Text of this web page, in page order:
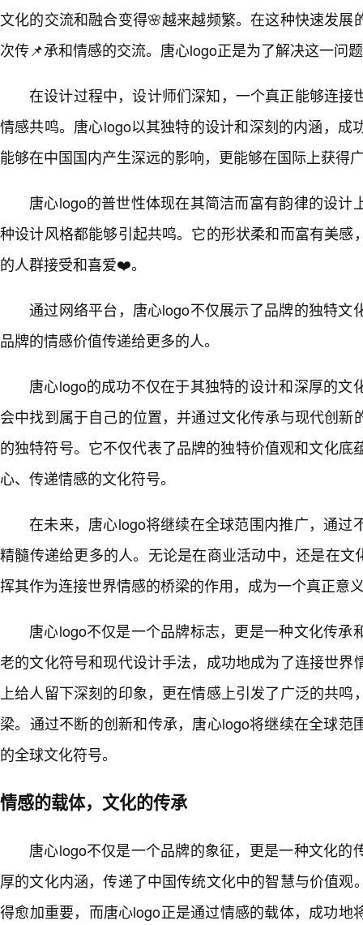
文化的交流和融合变得🌸越来越频繁。在这种快速发展
次传📌承和情感的交流。唐心logo正是为了解决这一问
在设计过程中，设计师们深知，一个真正能够连接
情感共鸣。唐心logo以其独特的设计和深刻的内涵，成
能够在中国国内产生深远的影响，更能够在国际上获得
唐心logo的普世性体现在其简洁而富有韵律的设计
种设计风格都能够引起共鸣。它的形状柔和而富有美感
的人群接受和喜爱❤️。
通过网络平台，唐心logo不仅展示了品牌的独特文
品牌的情感价值传递给更多的人。
唐心logo的成功不仅在于其独特的设计和深厚的文
会中找到属于自己的位置，并通过文化传承与现代创新
的独特符号。它不仅代表了品牌的独特价值观和文化底
心、传递情感的文化符号。
在未来，唐心logo将继续在全球范围内推广，通过
精髓传递给更多的人。无论是在商业活动中，还是在
挥其作为连接世界情感的桥梁的作用，成为一个真正意
唐心logo不仅是一个品牌标志，更是一种文化传承
老的文化符号和现代设计手法，成功地成为了连接世界
上给人留下深刻的印象，更在情感上引发了广泛的共鸣
梁。通过不断的创新和传承，唐心logo将继续在全球范
的全球文化符号。
情感的载体，文化的传承
唐心logo不仅是一个品牌的象征，更是一种文化的
厚的文化内涵，传递了中国传统文化中的智慧与价值观
得愈加重要，而唐心logo正是通过情感的载体，成功地